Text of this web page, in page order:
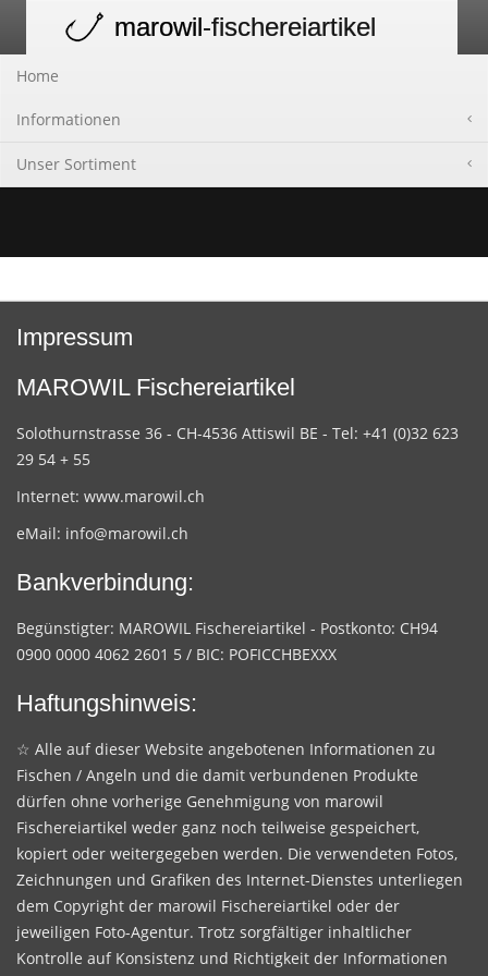
navigation
marowil-fischereiartikel
Home
Informationen
Unser Sortiment
Impressum
MAROWIL Fischereiartikel
Solothurnstrasse 36 - CH-4536 Attiswil BE - Tel: +41 (0)32 623
29 54 + 55
Internet: www.marowil.ch
eMail: info@marowil.ch
Bankverbindung:
Begünstigter: MAROWIL Fischereiartikel - Postkonto: CH94
0900 0000 4062 2601 5 / BIC: POFICCHBEXXX
Haftungshinweis:
☆ Alle auf dieser Website angebotenen Informationen zu
Fischen / Angeln und die damit verbundenen Produkte
dürfen ohne vorherige Genehmigung von marowil
Fischereiartikel weder ganz noch teilweise gespeichert,
kopiert oder weitergegeben werden. Die verwendeten Fotos,
Zeichnungen und Grafiken des Internet-Dienstes unterliegen
dem Copyright der marowil Fischereiartikel oder der
jeweiligen Foto-Agentur. Trotz sorgfältiger inhaltlicher
Kontrolle auf Konsistenz und Richtigkeit der Informationen